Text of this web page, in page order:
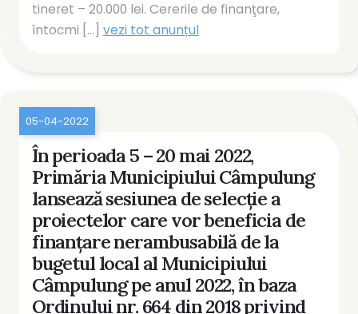
tineret – 20.000 lei. Cererile de finanţare,
întocmi [...] vezi tot anunțul
05-04-2022
În perioada 5 – 20 mai 2022,
Primăria Municipiului Câmpulung
lansează sesiunea de selecţie a
proiectelor care vor beneficia de
finanţare nerambusabilă de la
bugetul local al Municipiului
Câmpulung pe anul 2022, în baza
Ordinului nr. 664 din 2018 privind